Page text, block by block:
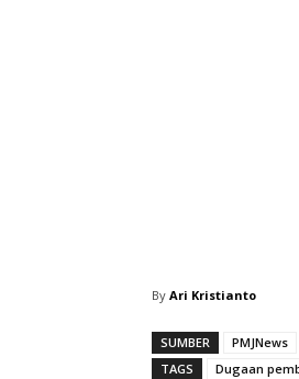
By Ari Kristianto
SUMBER
PMJNews
TAGS
Dugaan